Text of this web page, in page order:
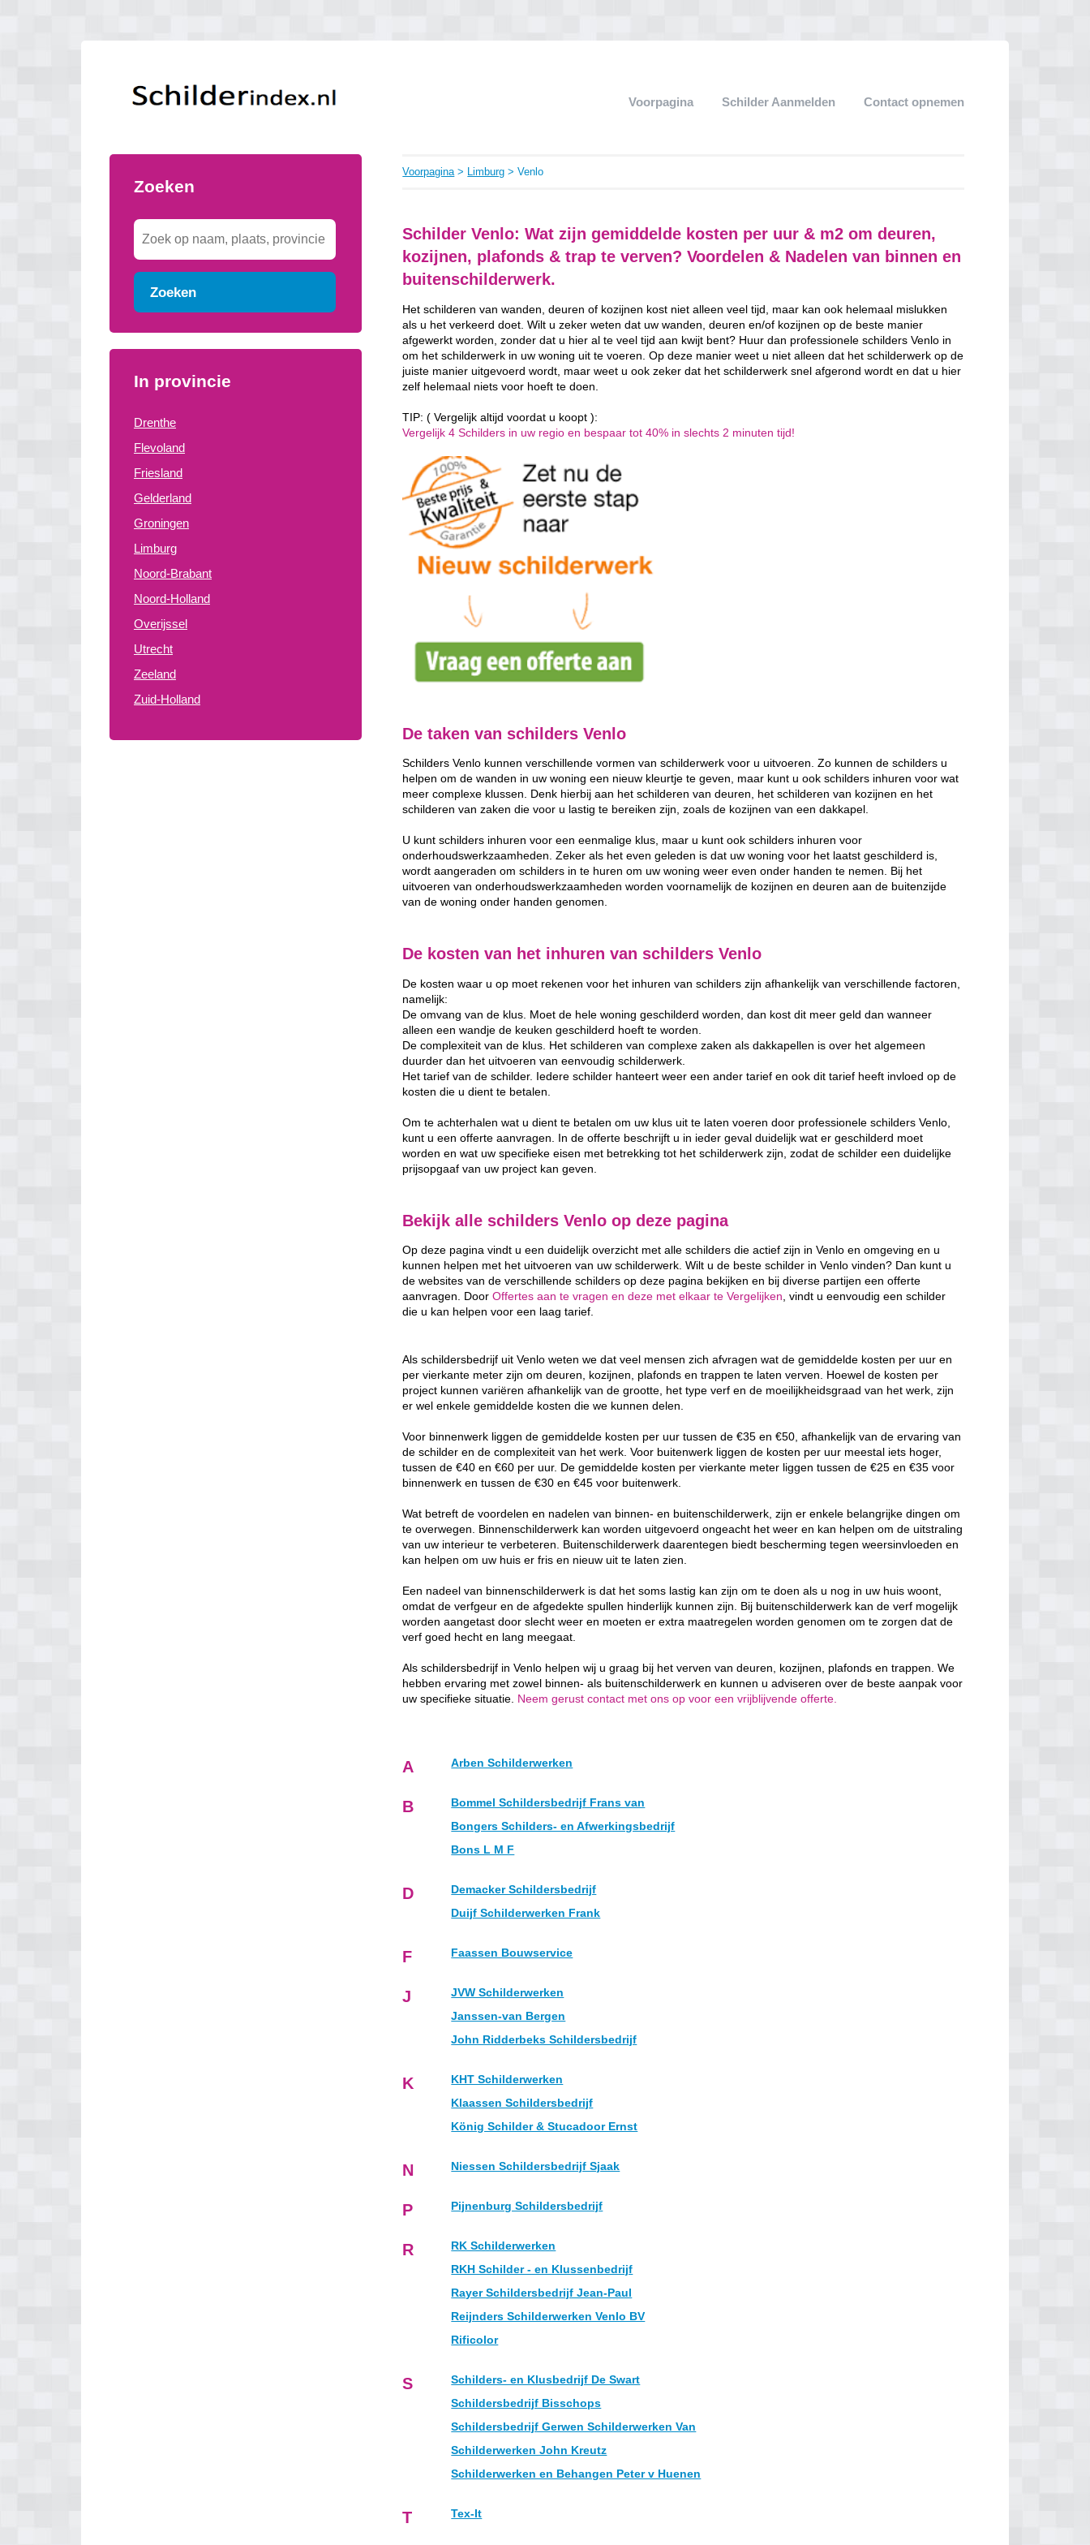
Voorpagina Schilder Aanmelden Contact opnemen
Zoeken
Zoeken
In provincie
Drenthe
Flevoland
Friesland
Gelderland
Groningen
Limburg
Noord-Brabant
Noord-Holland
Overijssel
Utrecht
Zeeland
Zuid-Holland
Voorpagina> Limburg > Venlo
Schilder Venlo: Wat zijn gemiddelde kosten per uur & m2 om deuren,
kozijnen, plafonds & trap te verven? Voordelen & Nadelen van binnen en
buitenschilderwerk.
Het schilderen van wanden, deuren of kozijnen kost niet alleen veel tijd, maar kan ook helemaal mislukken
als u het verkeerd doet. Wilt u zeker weten dat uw wanden, deuren en/of kozijnen op de beste manier
afgewerkt worden, zonder dat u hier al te veel tijd aan kwijt bent? Huur dan professionele schilders Venlo in
om het schilderwerk in uw woning uit te voeren. Op deze manier weet u niet alleen dat het schilderwerk op de
juiste manier uitgevoerd wordt, maar weet u ook zeker dat het schilderwerk snel afgerond wordt en dat u hier
zelf helemaal niets voor hoeft te doen.
TIP: ( Vergelijk altijd voordat u koopt ):
Vergelijk 4 Schilders in uw regio en bespaar tot 40% in slechts 2 minuten tijd!
De taken van schilders Venlo
Schilders Venlo kunnen verschillende vormen van schilderwerk voor u uitvoeren. Zo kunnen de schilders u
helpen om de wanden in uw woning een nieuw kleurtje te geven, maar kunt u ook schilders inhuren voor wat
meer complexe klussen. Denk hierbij aan het schilderen van deuren, het schilderen van kozijnen en het
schilderen van zaken die voor u lastig te bereiken zijn, zoals de kozijnen van een dakkapel.
U kunt schilders inhuren voor een eenmalige klus, maar u kunt ook schilders inhuren voor
onderhoudswerkzaamheden. Zeker als het even geleden is dat uw woning voor het laatst geschilderd is,
wordt aangeraden om schilders in te huren om uw woning weer even onder handen te nemen. Bij het
uitvoeren van onderhoudswerkzaamheden worden voornamelijk de kozijnen en deuren aan de buitenzijde
van de woning onder handen genomen.
De kosten van het inhuren van schilders Venlo
De kosten waar u op moet rekenen voor het inhuren van schilders zijn afhankelijk van verschillende factoren,
namelijk:
De omvang van de klus. Moet de hele woning geschilderd worden, dan kost dit meer geld dan wanneer
alleen een wandje de keuken geschilderd hoeft te worden.
De complexiteit van de klus. Het schilderen van complexe zaken als dakkapellen is over het algemeen
duurder dan het uitvoeren van eenvoudig schilderwerk.
Het tarief van de schilder. Iedere schilder hanteert weer een ander tarief en ook dit tarief heeft invloed op de
kosten die u dient te betalen.
Om te achterhalen wat u dient te betalen om uw klus uit te laten voeren door professionele schilders Venlo,
kunt u een offerte aanvragen. In de offerte beschrijft u in ieder geval duidelijk wat er geschilderd moet
worden en wat uw specifieke eisen met betrekking tot het schilderwerk zijn, zodat de schilder een duidelijke
prijsopgaaf van uw project kan geven.
Bekijk alle schilders Venlo op deze pagina
Op deze pagina vindt u een duidelijk overzicht met alle schilders die actief zijn in Venlo en omgeving en u
kunnen helpen met het uitvoeren van uw schilderwerk. Wilt u de beste schilder in Venlo vinden? Dan kunt u
de websites van de verschillende schilders op deze pagina bekijken en bij diverse partijen een offerte
aanvragen. DoorOffertes aan te vragen en deze met elkaar te Vergelijken, vindt u eenvoudig een schilder
die u kan helpen voor een laag tarief.
Als schildersbedrijf uit Venlo weten we dat veel mensen zich afvragen wat de gemiddelde kosten per uur en
per vierkante meter zijn om deuren, kozijnen, plafonds en trappen te laten verven. Hoewel de kosten per
project kunnen variëren afhankelijk van de grootte, het type verf en de moeilijkheidsgraad van het werk, zijn
er wel enkele gemiddelde kosten die we kunnen delen.
Voor binnenwerk liggen de gemiddelde kosten per uur tussen de €35 en €50, afhankelijk van de ervaring van
de schilder en de complexiteit van het werk. Voor buitenwerk liggen de kosten per uur meestal iets hoger,
tussen de €40 en €60 per uur. De gemiddelde kosten per vierkante meter liggen tussen de €25 en €35 voor
binnenwerk en tussen de €30 en €45 voor buitenwerk.
Wat betreft de voordelen en nadelen van binnen- en buitenschilderwerk, zijn er enkele belangrijke dingen om
te overwegen. Binnenschilderwerk kan worden uitgevoerd ongeacht het weer en kan helpen om de uitstraling
van uw interieur te verbeteren. Buitenschilderwerk daarentegen biedt bescherming tegen weersinvloeden en
kan helpen om uw huis er fris en nieuw uit te laten zien.
Een nadeel van binnenschilderwerk is dat het soms lastig kan zijn om te doen als u nog in uw huis woont,
omdat de verfgeur en de afgedekte spullen hinderlijk kunnen zijn. Bij buitenschilderwerk kan de verf mogelijk
worden aangetast door slecht weer en moeten er extra maatregelen worden genomen om te zorgen dat de
verf goed hecht en lang meegaat.
Als schildersbedrijf in Venlo helpen wij u graag bij het verven van deuren, kozijnen, plafonds en trappen. We
hebben ervaring met zowel binnen- als buitenschilderwerk en kunnen u adviseren over de beste aanpak voor
uw specifieke situatie. Neem gerust contact met ons op voor een vrijblijvende offerte.
A Arben Schilderwerken
B
Bommel Schildersbedrijf Frans van
Bongers Schilders- en Afwerkingsbedrijf
Bons L M F
D
Demacker Schildersbedrijf
Duijf Schilderwerken Frank
F Faassen Bouwservice
J
JVW Schilderwerken
Janssen-van Bergen
John Ridderbeks Schildersbedrijf
K
KHT Schilderwerken
Klaassen Schildersbedrijf
König Schilder & Stucadoor Ernst
N Niessen Schildersbedrijf Sjaak
P Pijnenburg Schildersbedrijf
R
RK Schilderwerken
RKH Schilder - en Klussenbedrijf
Rayer Schildersbedrijf Jean-Paul
Reijnders Schilderwerken Venlo BV
Rificolor
S
Schilders- en Klusbedrijf De Swart
Schildersbedrijf Bisschops
Schildersbedrijf Gerwen Schilderwerken Van
Schilderwerken John Kreutz
Schilderwerken en Behangen Peter v Huenen
T Tex-It